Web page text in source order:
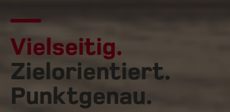
Vielseitig.
Zielorientiert.
Punktgenau.